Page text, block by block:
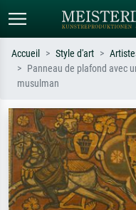
Recherche standard
ex. Monet, Nuit étoilée,
impressionnisme, vague de
nu.
Accueil Style d'art
Panneau de plafond avec
musulman